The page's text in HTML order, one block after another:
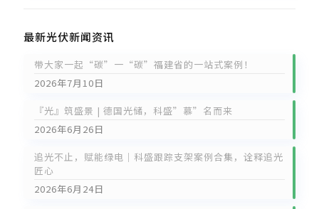
最新光伏新闻资讯
带大家一起“碳”一“碳”福建省的一站式案例！
2026年7月10日
『光』筑盛景 | 德国光储，科盛”慕”名而来
2026年6月26日
追光不止，赋能绿电｜科盛跟踪支架案例合集，诠释追光
匠心
2026年6月24日